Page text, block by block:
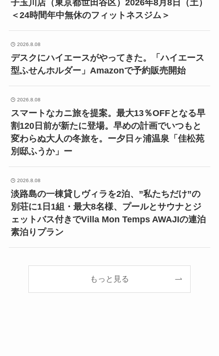
子玉川店（東京都世田谷区）2026年8月8日（土）
＜24時間年中無休のフィットネスジム＞
2026.8.08
デスクにハイエースがやってきた。「ハイエース
型ふせんホルダー」Amazonで予約販売開始
2026.8.08
スマートなカニ旅を提案。最大13％OFFとなる早
割120日前が新たに登場。早めの計画でいつもと
変わらぬ大人の冬旅を。ー夕日ヶ浦温泉「佳松苑
別邸ふうか」ー
2026.8.08
淡路島の一棟貸しヴィラを2泊、”私たちだけ”の
別荘に1日1組・最大8名様、プールとサウナとジ
ェットバス付きでVilla Mon Temps AWAJIの連泊
素泊りプラン
もっと見る